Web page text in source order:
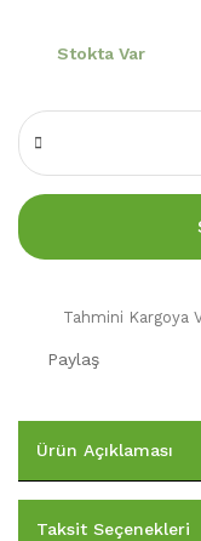
Stokta Var
Tahmini Kargoya
Paylaş
Ürün Açıklaması
Taksit Seçenekleri